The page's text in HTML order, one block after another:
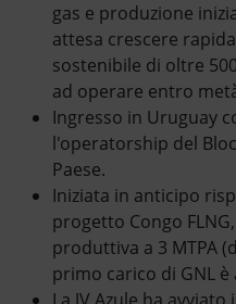
gas e produzione
attesa crescere
sostenibile di oltre
ad operare entro
Ingresso in Uruguay
l'operatorship del
Paese.
Iniziata in anticipo
progetto Congo
produttiva a 3 MTPA
primo carico di GNL